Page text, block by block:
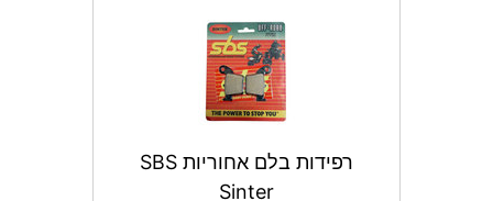
רפידות בלם אחוריות SBS
Sinter